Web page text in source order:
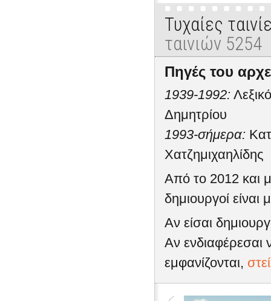
Τυχαίες
ταινιών 5254
Πηγές του
1939-1992:
Δημητρίου
1993-σήμερα:
Χατζημιχαηλίδης
Από το 2012 και
δημιουργοί
Αν είσαι
Αν ενδιαφέρεσαι
εμφανίζονται,